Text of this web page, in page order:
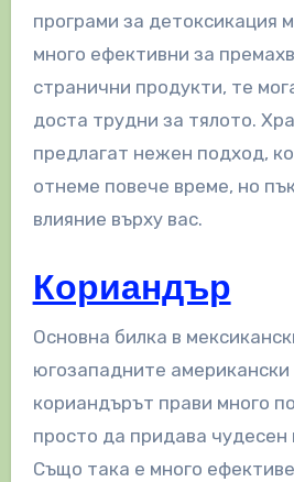
програми за детоксикация
много ефективни за
странични продукти, те
доста трудни за тялото.
предлагат нежен подход,
отнеме повече време, но
влияние върху вас.
Кориандър
Основна билка в
югозападните американски
кориандърът прави много
просто да придава чудесен
Също така е много